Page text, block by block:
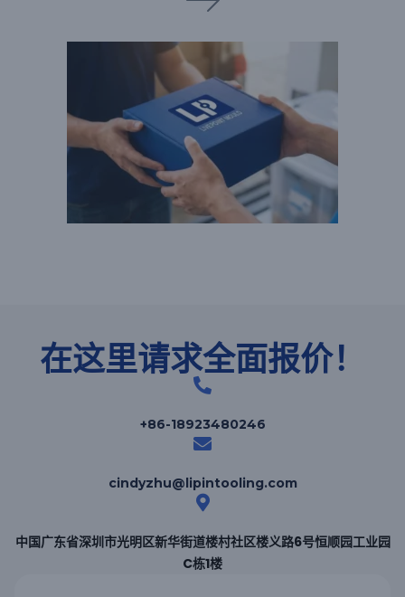
在这里请求全面报价！
+86-18923480246
cindyzhu@lipintooling.com
中国广东省深圳市光明区新华街道楼村社区楼义路6号恒顺园工业园
C栋1楼